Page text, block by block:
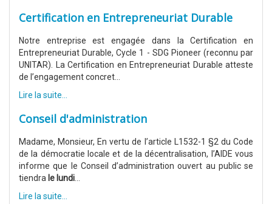
Certification en Entrepreneuriat Durable
Notre entreprise est engagée dans la Certification en
Entrepreneuriat Durable, Cycle 1 - SDG Pioneer (reconnu par
UNITAR). La Certification en Entrepreneuriat Durable atteste
de l’engagement concret...
Lire la suite...
Conseil d'administration
Madame, Monsieur, En vertu de l’article L1532-1 §2 du Code
de la démocratie locale et de la décentralisation, l’AIDE vous
informe que le Conseil d’administration ouvert au public se
tiendra le lundi...
Lire la suite...